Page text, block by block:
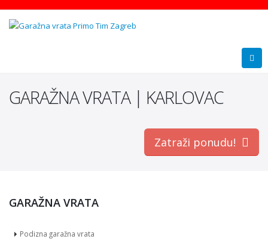
GARAŽNA VRATA | KARLOVAC
Zatraži ponudu!
GARAŽNA VRATA
Podizna garažna vrata